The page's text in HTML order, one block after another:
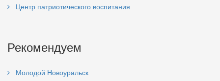
Центр патриотического воспитания
Рекомендуем
Молодой Новоуральск